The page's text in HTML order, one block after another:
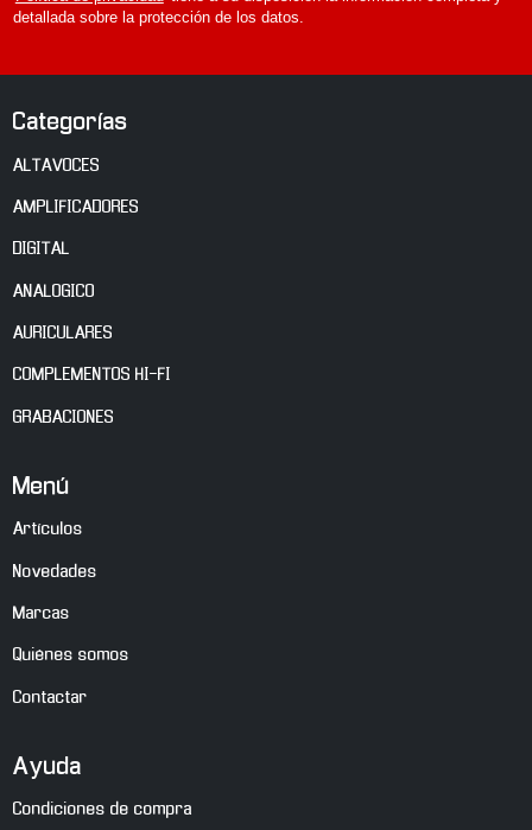
detallada sobre la protección de los datos.
Categorías
ALTAVOCES
AMPLIFICADORES
DIGITAL
ANALOGICO
AURICULARES
COMPLEMENTOS HI-FI
GRABACIONES
Menú
Artículos
Novedades
Marcas
Quiénes somos
Contactar
Ayuda
Condiciones de compra